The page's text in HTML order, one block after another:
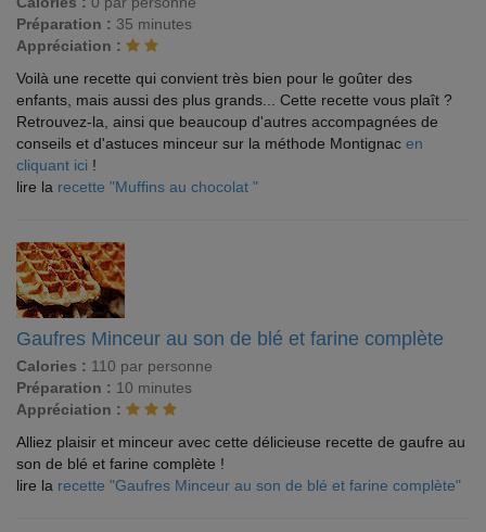
Préparation : 35 minutes
Appréciation :
Voilà une recette qui convient très bien pour le goûter des
enfants, mais aussi des plus grands... Cette recette vous plaît ?
Retrouvez-la, ainsi que beaucoup d'autres accompagnées de
conseils et d'astuces minceur sur la méthode Montignac en
cliquant ici !
lire la recette "Muffins au chocolat "
Gaufres Minceur au son de blé et farine complète
Calories : 110 par personne
Préparation : 10 minutes
Appréciation :
Alliez plaisir et minceur avec cette délicieuse recette de gaufre au
son de blé et farine complète !
lire la recette "Gaufres Minceur au son de blé et farine complète"